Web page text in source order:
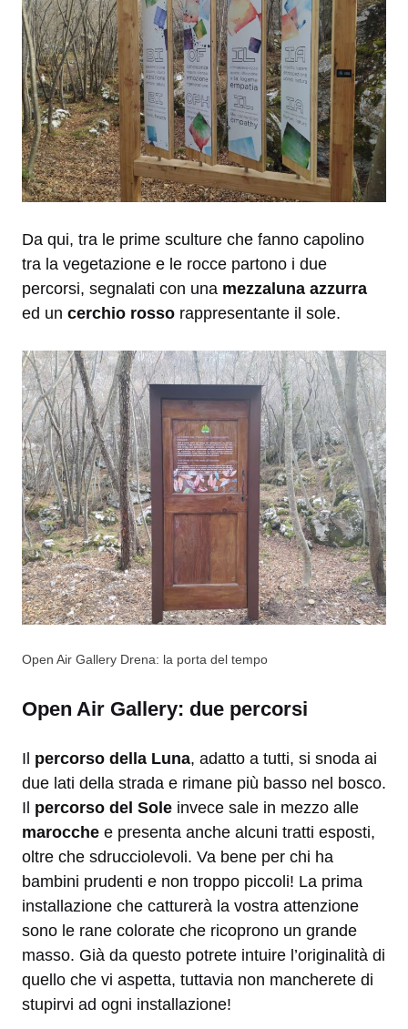
Da qui, tra le prime sculture che fanno capolino
tra la vegetazione e le rocce partono i due
percorsi, segnalati con una mezzaluna azzurra
ed un cerchio rosso rappresentante il sole.
Open Air Gallery Drena: la porta del tempo
Open Air Gallery: due percorsi
Il percorso della Luna, adatto a tutti, si snoda ai
due lati della strada e rimane più basso nel bosco.
Il percorso del Sole invece sale in mezzo alle
marocche e presenta anche alcuni tratti esposti,
oltre che sdrucciolevoli. Va bene per chi ha
bambini prudenti e non troppo piccoli! La prima
installazione che catturerà la vostra attenzione
sono le rane colorate che ricoprono un grande
masso. Già da questo potrete intuire l’originalità di
quello che vi aspetta, tuttavia non mancherete di
stupirvi ad ogni installazione!